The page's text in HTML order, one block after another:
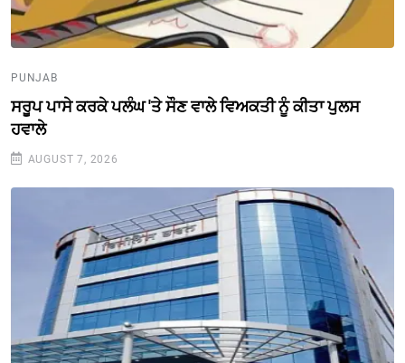
PUNJAB
ਸਰੂਪ ਪਾਸੇ ਕਰਕੇ ਪਲੰਘ 'ਤੇ ਸੌਣ ਵਾਲੇ ਵਿਅਕਤੀ ਨੂੰ ਕੀਤਾ ਪੁਲਸ
ਹਵਾਲੇ
AUGUST 7, 2026